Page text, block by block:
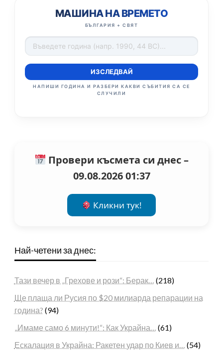
МАШИНА НА ВРЕМЕТО
БЪЛГАРИЯ + СВЯТ
ИЗСЛЕДВАЙ
НАПИШИ ГОДИНА И РАЗБЕРИ КАКВИ СЪБИТИЯ СА СЕ
СЛУЧИЛИ
Провери късмета си днес –
09.08.2026 01:37
Кликни тук!
Най-четени за днес:
Тази вечер в „Грехове и рози“: Берак… (218)
Ще плаща ли Русия по $20 милиарда репарации на
година? (94)
„Имаме само 6 минути!“: Как Украйна… (61)
Ескалация в Украйна: Ракетен удар по Киев и… (54)